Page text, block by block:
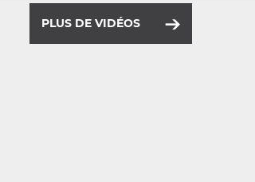
PLUS DE VIDÉOS